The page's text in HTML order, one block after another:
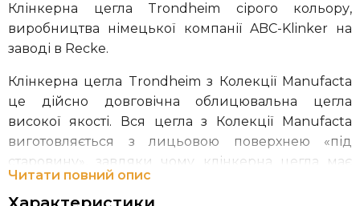
Клінкерна цегла Trondheim сірого кольору,
виробництва німецької компанії ABC-Klinker на
заводі в Recke.
Клінкерна цегла Trondheim з Колекції Manufacta
це дійсно довговічна облицювальна цегла
високої якості. Вся цегла з Колекції Manufacta
виготовляється з лицьовою поверхнею «під
старовину», завдяки чому клінкерна цегла має
текстуру та зовнішній вигляд цегли ручного
формування. Якщо Ви хочете побудувати
Читати повний опис